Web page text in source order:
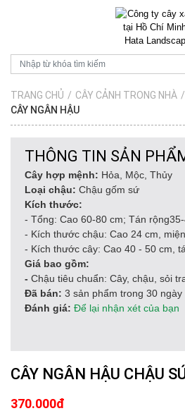
TRANG CHỦ / CÂY CẢNH TRONG NHÀ /
CÂY NGÂN HẬU
THÔNG TIN SẢN
Cây hợp mệnh: Hỏa, Mộc, Thủy
Loại chậu: Chậu gốm sứ
Kích thước:
- Tổng: Cao 60-80 cm; Tán
- Kích thước chậu: Cao 24 cm,
- Kích thước cây: Cao 40 - 50 cm,
Giá bao gồm:
- Chậu tiêu chuẩn: Cây, chậu, sỏi
Đã bán: 3 sản phẩm trong 30 ngày
Đánh giá: Để lại nhận xét của bạn
CÂY NGÂN HẬU CHẬU
370.000đ